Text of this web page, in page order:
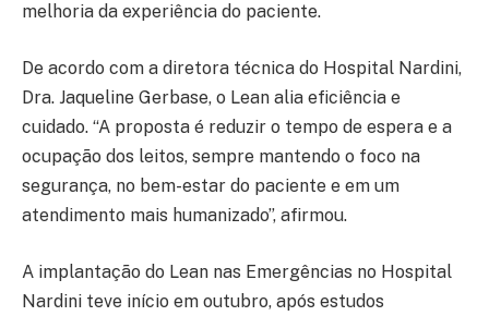
melhoria da experiência do paciente.
De acordo com a diretora técnica do Hospital Nardini,
Dra. Jaqueline Gerbase, o Lean alia eficiência e
cuidado. “A proposta é reduzir o tempo de espera e a
ocupação dos leitos, sempre mantendo o foco na
segurança, no bem-estar do paciente e em um
atendimento mais humanizado”, afirmou.
A implantação do Lean nas Emergências no Hospital
Nardini teve início em outubro, após estudos